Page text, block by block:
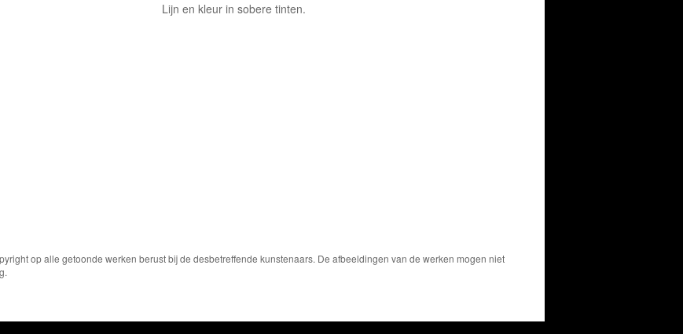
Lijn en kleur in sobere tinten.
op alle getoonde werken berust bij de desbetreffende kunstenaars. De afbeeldingen van de werken mogen niet